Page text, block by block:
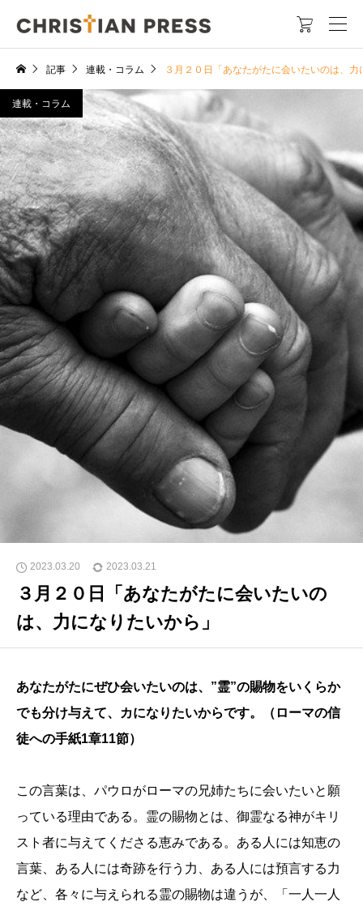

記事 連載・コラム ３月２０日「あなたがたに会いたいのは、
連載・コラム
2023.03.20 2023.03.21
３月２０日「あなたがたに会いたいの
は、力になりたいから」
あなたがたにぜひ会いたいのは、”霊”の賜物をいくらか
でも分け与えて、カになりたいからです。（ローマの信
徒への手紙1章11節）
この言葉は、パウロがローマの兄姉たちに会いたいと願
っている理由である。霊の賜物とは、御霊なる神がキリ
スト者に与えてくださる恵みである。ある人には知恵の
言葉、ある人には奇跡を行う力、ある人には預言する力
など、各々に与えられる霊の賜物は違うが、「一人一人